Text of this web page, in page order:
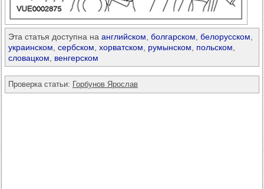
Эта статья доступна на английском болгарском белорусском
украинском сербском хорватском румынском польском
словацком
венгерском
Проверка статьи: Горбунов Ярослав